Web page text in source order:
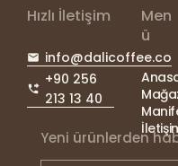
Hızlı İletişim
info@dalicoffee.co
+90 256
213 13 40
Men
ü
Yeni ürünlerden